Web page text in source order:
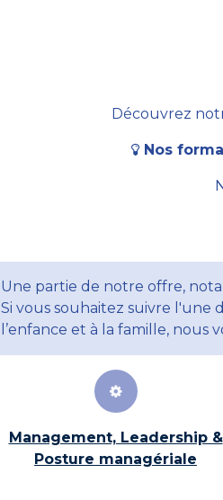
Découvrez
Nos
Une partie de notre offre,
Si vous souhaitez suivre l'une
l’enfance et à la famille, nous
Management, Leadership &
Posture managériale